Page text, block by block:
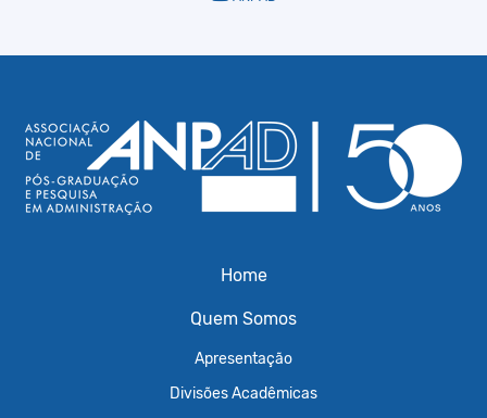
Home
Quem Somos
Apresentação
Divisões Acadêmicas